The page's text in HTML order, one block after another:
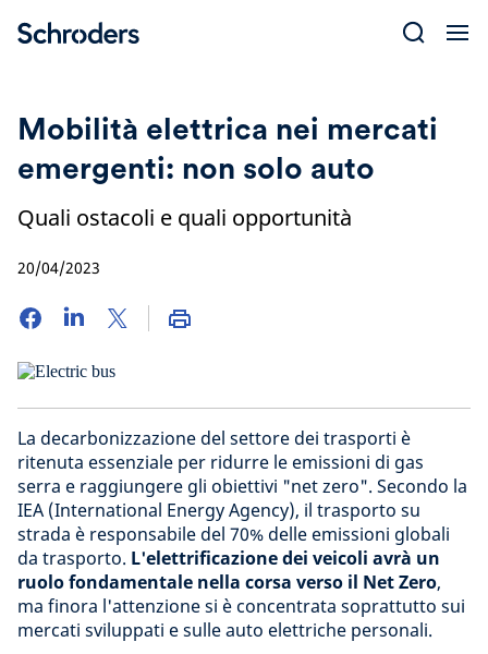
Mobilità elettrica nei mercati
emergenti: non solo auto
Quali ostacoli e quali opportunità
20/04/2023
La decarbonizzazione del settore dei trasporti è
ritenuta essenziale per ridurre le emissioni di gas
serra e raggiungere gli obiettivi "net zero". Secondo la
IEA (International Energy Agency), il trasporto su
strada è responsabile del 70% delle emissioni globali
da trasporto. L'elettrificazione dei veicoli avrà un
ruolo fondamentale nella corsa verso il Net Zero,
ma finora l'attenzione si è concentrata soprattutto sui
mercati sviluppati e sulle auto elettriche personali.